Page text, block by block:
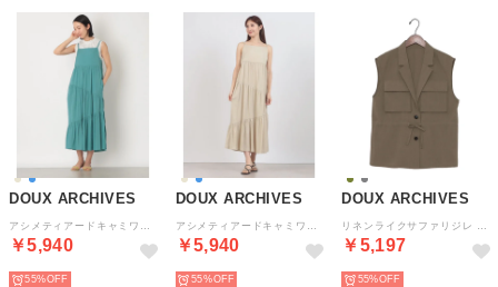
DOUX ARCHIVES
￥5,940
55%
DOUX ARCHIVES
￥5,940
55%
DOUX ARCHIVES
￥5,197
55%